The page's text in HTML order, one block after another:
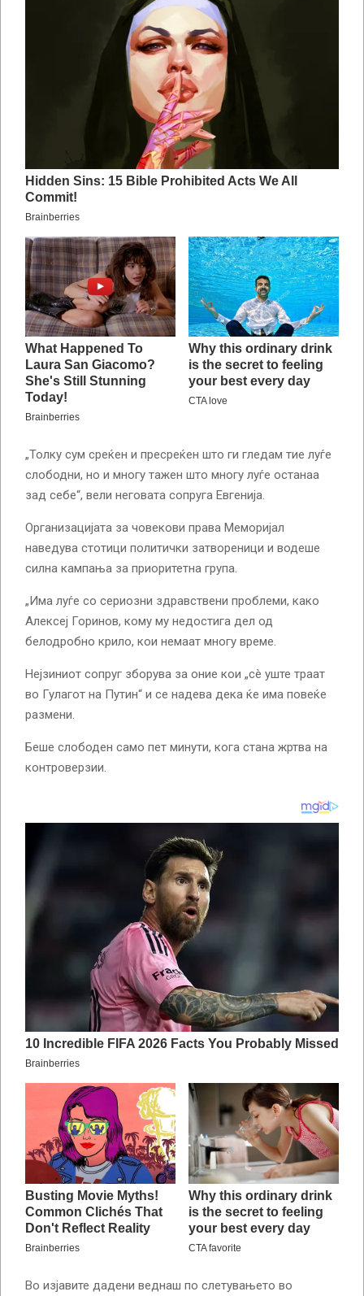
„Толку сум среќен и пресреќен што ги гледам тие луѓе
слободни, но и многу тажен што многу луѓе останаа
зад себе“, вели неговата сопруга Евгенија.
Организацијата за човекови права Меморијал
наведува стотици политички затвореници и водеше
силна кампања за приоритетна група.
„Има луѓе со сериозни здравствени проблеми, како
Алексеј Горинов, кому му недостига дел од
белодробно крило, кои немаат многу време.
Нејзиниот сопруг зборува за оние кои „сè уште траат
во Гулагот на Путин“ и се надева дека ќе има повеќе
размени.
Беше слободен само пет минути, кога стана жртва на
контроверзии.
Во изјавите дадени веднаш по слетувањето во